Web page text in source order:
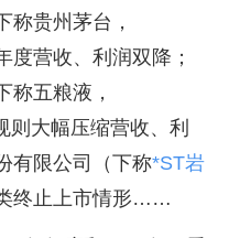
称贵州茅台，
度营收、利润双降；
称五粮液，
则大幅压缩营收、利
有限公司（下称*ST岩
终止上市情形……